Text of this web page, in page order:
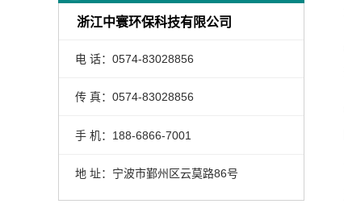
浙江中寰环保科技有限公司
电 话：0574-83028856
传 真：0574-83028856
手 机：188-6866-7001
地 址：宁波市鄞州区云莫路86号